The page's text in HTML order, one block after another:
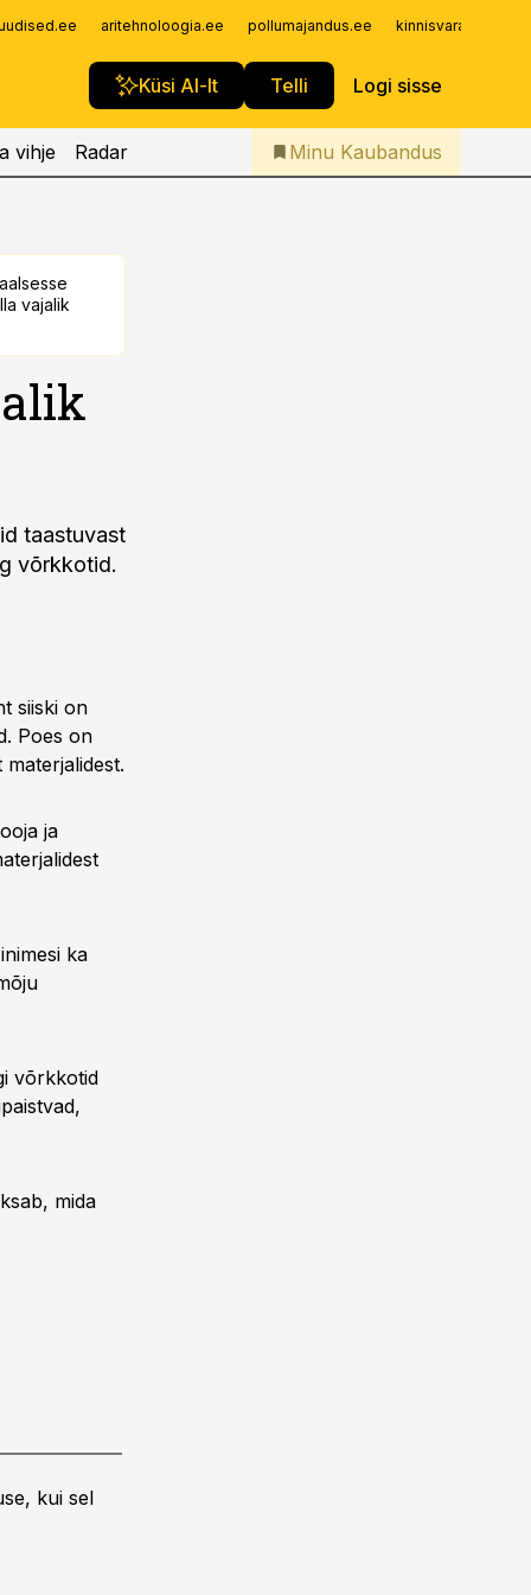
aritehnoloogia.ee pollumajandus.ee
Küsi AI-lt Telli Logi sisse
Iseteenindus
Telli Kaubandus
vihje Radar Minu Kaubandus
vajalik
taastuvast
võrkkotid.
siiski on
Poes on
ja
ka
võrkkotid
mida
kui sel